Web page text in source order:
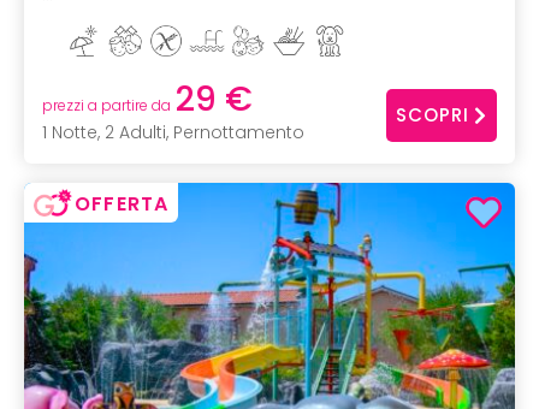
prezzi a partire da 29 €
1 Notte, 2 Adulti, Pernottamento
SCOPRI
OFFERTA